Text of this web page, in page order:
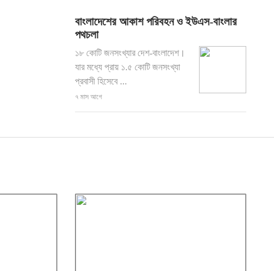
বাংলাদেশের আকাশ পরিবহন ও ইউএস-বাংলার
পথচলা
১৮ কোটি জনসংখ্যার দেশ-বাংলাদেশ।
যার মধ্যে প্রায় ১.৫ কোটি জনসংখ্যা
প্রবাসী হিসেবে ...
৭ মাস আগে